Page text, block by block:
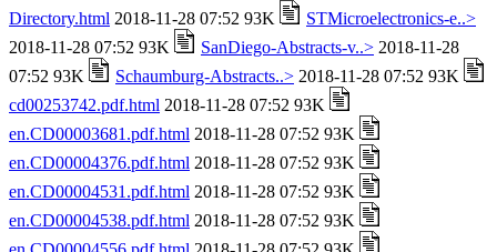
Directory.html 2018-11-28 07:52 93K
STMicroelectronics-e..>
2018-11-28 07:52 93K
SanDiego-Abstracts-v..> 2018-11-28
07:52 93K
Schaumburg-Abstracts..> 2018-11-28 07:52 93K
cd00253742.pdf.html 2018-11-28 07:52 93K
en.CD00003681.pdf.html 2018-11-28 07:52 93K
en.CD00004376.pdf.html 2018-11-28 07:52 93K
en.CD00004531.pdf.html 2018-11-28 07:52 93K
en.CD00004538.pdf.html 2018-11-28 07:52 93K